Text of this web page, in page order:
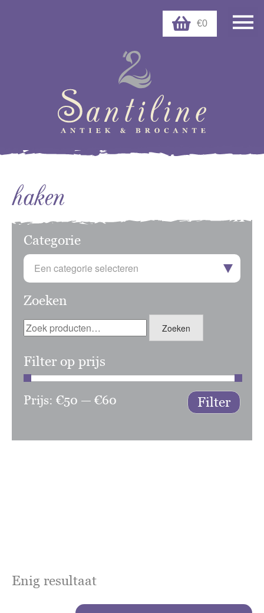
€0
haken
Categorie
Een categorie selecteren
Zoeken
Zoeken
naar:
Zoeken
Filter op prijs
Min.
Max.
Filter
Prijs: €50 — €60
Enig resultaat